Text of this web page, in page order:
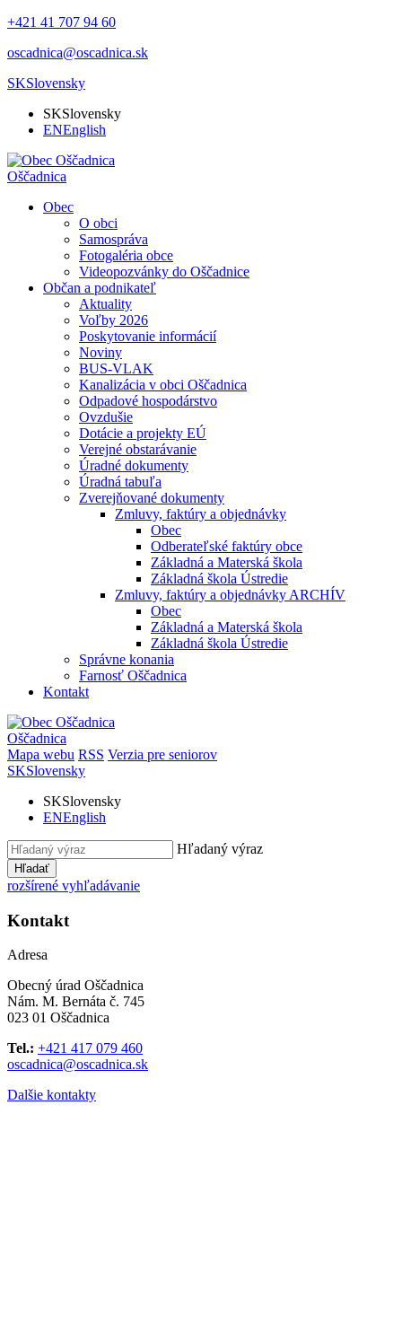
+421 41 707 94 60
oscadnica@oscadnica.sk
SKSlovensky
SKSlovensky
ENEnglish
Oščadnica
Obec
O obci
Samospráva
Fotogaléria obce
Videopozvánky do Oščadnice
Občan a podnikateľ
Aktuality
Voľby 2026
Poskytovanie informácií
Noviny
BUS-VLAK
Kanalizácia v obci Oščadnica
Odpadové hospodárstvo
Ovzdušie
Dotácie a projekty EÚ
Verejné obstarávanie
Úradné dokumenty
Úradná tabuľa
Zverejňované dokumenty
Zmluvy, faktúry a objednávky
Obec
Odberateľské faktúry obce
Základná a Materská škola
Základná škola Ústredie
Zmluvy, faktúry a objednávky ARCHÍV
Obec
Základná a Materská škola
Základná škola Ústredie
Správne konania
Farnosť Oščadnica
Kontakt
Oščadnica
Mapa webu RSS Verzia pre seniorov
SKSlovensky
SKSlovensky
ENEnglish
Hľadaný výraz
Hľadať
rozšírené vyhľadávanie
Kontakt
Adresa
Obecný úrad Oščadnica
Nám. M. Bernáta č. 745
023 01 Oščadnica
Tel.: +421 417 079 460
oscadnica@oscadnica.sk
Dalšie kontakty